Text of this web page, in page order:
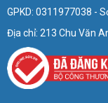
GPKD: 0311977038 -
Địa chỉ: 213 Chu Văn